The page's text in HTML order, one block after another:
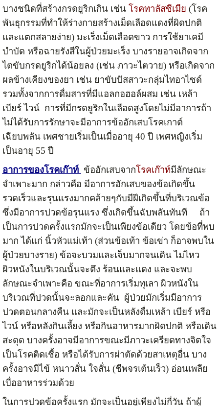
บางชนิดที่สร้างกรดยูริกเกิน เช่นโรคทาลัสซีเมีย (โรค
พันธุกรรมที่ทำให้ร่างกายสร้างเม็ดเลือดแดงที่ผิดปกติ
และแตกสลายง่าย) มะเร็งเม็ดเลือดขาว การใช้ยาเคมี
บำบัด หรือฉายรังสีในผู้ป่วยมะเร็ง บางรายอาจเกิดจาก
ไตขับกรดยูริกได้น้อยลง (เช่น ภาวะไตวาย) หรือเกิดจาก
ผลข้างเคียงของยา เช่น ยาขับปัสสาวะกลุ่มไทอาไซด์
รวมทั้งจากการดื่มสารที่มีแอลกอฮอล์ผสม เช่น เหล้า
เบียร์ ไวน์ การที่มีกรดยูริกในเลือดสูงโดยไม่มีอาการถ้า
ไม่ได้รับการรักษาจะมีอาการข้ออักเสบโรคเกาต์
เฉียบพลัน เพศชายเริ่มเป็นเมื่ออายุ 40 ปี เพศหญิงเริ่ม
เป็นอายุ 55 ปี
อาการของโรคเก๊าท์ ข้ออักเสบจากโรคเก๊าท์มีลักษณะ
จำเพาะมาก กล่าวคือ มีอาการอักเสบของข้อเกิดขึ้น
รวดเร็วและรุนแรงมากคล้ายๆกับมีฝีเกิดขึ้นที่บริเวณข้อ
ซึ่งมีอาการปวดข้อรุนแรง ซึ่งเกิดขึ้นฉับพลันทันที ถ้า
เป็นการปวดครั้งแรกมักจะเป็นเพียงข้อเดียว โดยข้อที่พบ
มาก ได้แก่ นิ้วหัวแม่เท้า (ส่วนข้อเท้า ข้อเข่า ก็อาจพบใน
ผู้ป่วยบางราย) ข้อจะบวมและเจ็บมากจนเดิน ไม่ไหว
ผิวหนังในบริเวณนั้นจะตึง ร้อนและแดง และจะพบ
ลักษณะจำเพาะคือ ขณะที่อาการเริ่มทุเลา ผิวหนังใน
บริเวณที่ปวดนั้นจะลอกและคัน ผู้ป่วยมักเริ่มมีอาการ
ปวดตอนกลางคืน และมักจะเป็นหลังดื่มเหล้า เบียร์ หรือ
ไวน์ หรือหลังกินเลี้ยง หรือกินอาหารมากผิดปกติ หรือเดิน
สะดุด บางครั้งอาจมีอาการขณะมีภาวะเครียดทางจิตใจ
เป็นโรคติดเชื้อ หรือได้รับการผ่าตัดด้วยสาเหตุอื่น บาง
ครั้งอาจมีไข้ หนาวสั่น ใจสั่น (ชีพจรเต้นเร็ว) อ่อนเพลีย
เบื่ออาหารร่วมด้วย
ในการปวดข้อครั้งแรก มักจะเป็นอยู่เพียงไม่กี่วัน ถ้าผู้